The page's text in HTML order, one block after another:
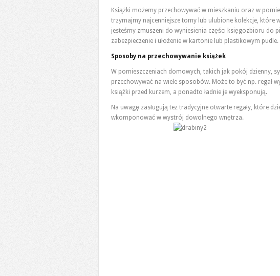
Książki możemy przechowywać w mieszkaniu oraz w
trzymajmy najcenniejsze tomy lub ulubione kolekcje, które
jesteśmy zmuszeni do wyniesienia części księgozbioru do
zabezpieczenie i ułożenie w kartonie lub plastikowym pudle.
Sposoby na przechowywanie książek
W pomieszczeniach domowych, takich jak pokój dzienny,
przechowywać na wiele sposobów. Może to być np. regał
książki przed kurzem, a ponadto ładnie je wyeksponują.
Na uwagę zasługują też tradycyjne otwarte regały, które
wkomponować w wystrój dowolnego wnętrza.